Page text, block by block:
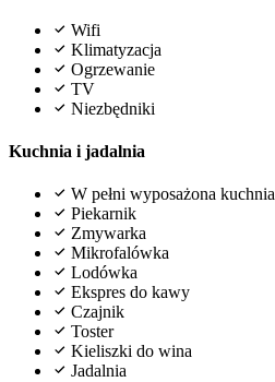
Wifi
Klimatyzacja
Ogrzewanie
TV
Niezbędniki
Kuchnia i jadalnia
W pełni wyposażona kuchnia
Piekarnik
Zmywarka
Mikrofalówka
Lodówka
Ekspres do kawy
Czajnik
Toster
Kieliszki do wina
Jadalnia